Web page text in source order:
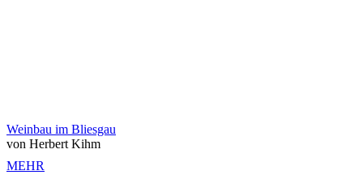
Weinbau im Bliesgau
von Herbert Kihm
MEHR